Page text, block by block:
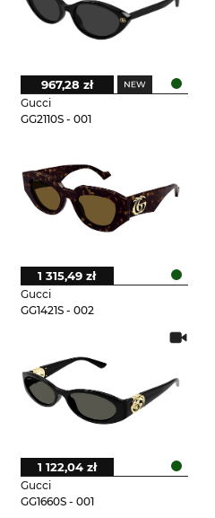
Gucci
GG2110S - 001
967,28 zł
Gucci
GG1421S - 002
1 315,49 zł
Gucci
GG1660S - 001
1 122,04 zł